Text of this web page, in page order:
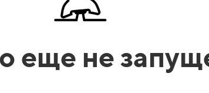
еще не